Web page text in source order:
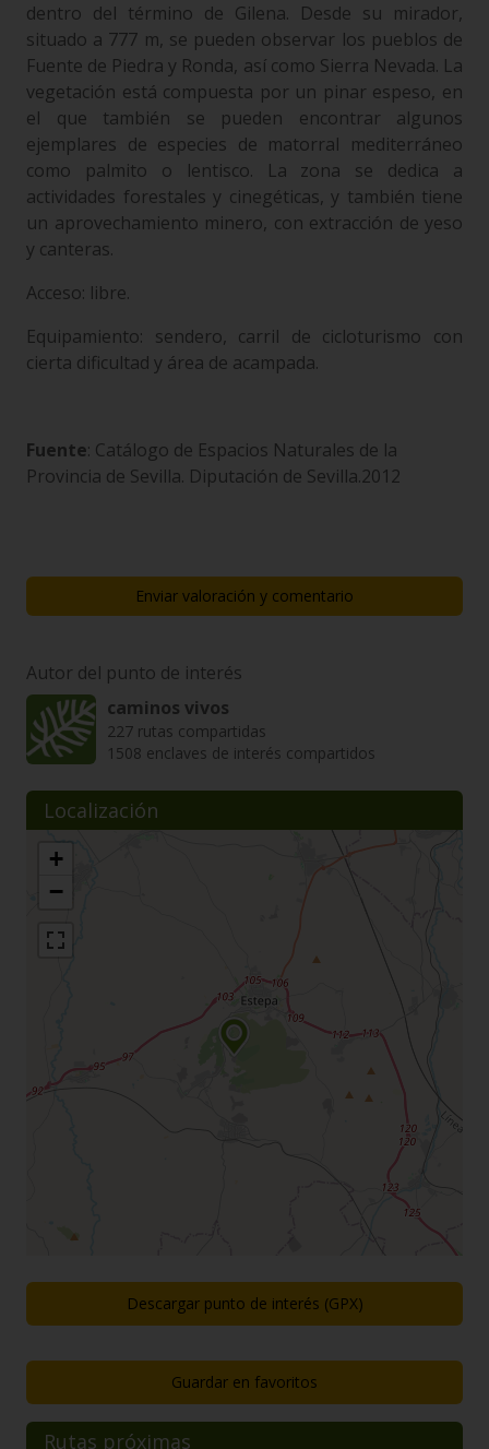
dentro del término de Gilena. Desde su mirador,
situado a 777 m, se pueden observar los pueblos de
Fuente de Piedra y Ronda, así como Sierra Nevada. La
vegetación está compuesta por un pinar espeso, en
el que también se pueden encontrar algunos
ejemplares de especies de matorral mediterráneo
como palmito o lentisco. La zona se dedica a
actividades forestales y cinegéticas, y también tiene
un aprovechamiento minero, con extracción de yeso
y canteras.
Acceso: libre.
Equipamiento: sendero, carril de cicloturismo con
cierta dificultad y área de acampada.
Fuente: Catálogo de Espacios Naturales de la
Provincia de Sevilla. Diputación de Sevilla.2012
Enviar valoración y comentario
Autor del punto de interés
caminos vivos
227 rutas compartidas
1508 enclaves de interés compartidos
Localización
+
−
Descargar punto de interés (GPX)
Guardar en favoritos
Rutas próximas